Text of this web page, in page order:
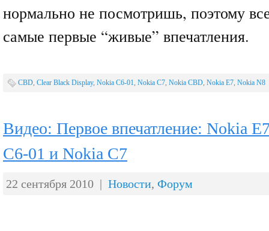
нормально не посмотришь, поэтому
самые первые “живые” впечатления.
CBD, Clear Black Display, Nokia C6-01, Nokia C7, Nokia CBD, Nokia E7, Nokia N8
Видео: Первое впечатление: Nokia
C6-01 и Nokia C7
22 сентября 2010 | Новости, Форум